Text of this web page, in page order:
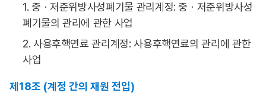
1. 중ㆍ저준위방사성폐기물 관리계정: 중ㆍ저준위방사성
폐기물의 관리에 관한 사업
2. 사용후핵연료 관리계정: 사용후핵연료의 관리에 관한
사업
제18조 (계정 간의 재원 전입)